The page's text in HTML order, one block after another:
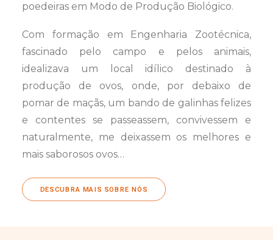
poedeiras em Modo de Produção Biológico.
Com formação em Engenharia Zootécnica,
fascinado pelo campo e pelos animais,
idealizava um local idílico destinado à
produção de ovos, onde, por debaixo de
pomar de maçãs, um bando de galinhas felizes
e contentes se passeassem, convivessem e
naturalmente, me deixassem os melhores e
mais saborosos ovos…
DESCUBRA MAIS SOBRE NÓS